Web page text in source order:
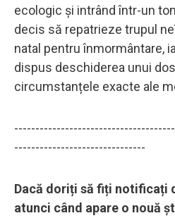
ecologic și intrând într-un
decis să repatrieze trupul
natal pentru înmormântare,
dispus deschiderea unui
circumstanțele exacte ale
-------------------------------
Dacă doriți să fiți notificați
atunci când apare o nouă